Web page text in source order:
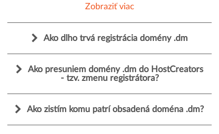
Zobraziť viac
Ako dlho trvá registrácia domény .dm
Ako presuniem domény .dm do HostCreators
- tzv. zmenu registrátora?
Ako zistím komu patrí obsadená doména .dm?